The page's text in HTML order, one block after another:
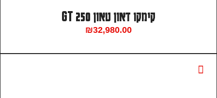
קימקו דאון טאון 250 GT
₪32,980.00